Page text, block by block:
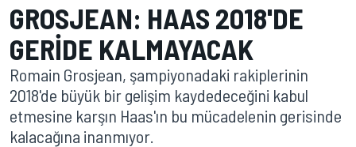
GROSJEAN: HAAS 2018'DE
GERIDE KALMAYACAK
Romain Grosjean, şampiyonadaki rakiplerinin
2018'de büyük bir gelişim kaydedeceğini kabul
etmesine karşın Haas'ın bu mücadelenin gerisinde
kalacağına inanmıyor.